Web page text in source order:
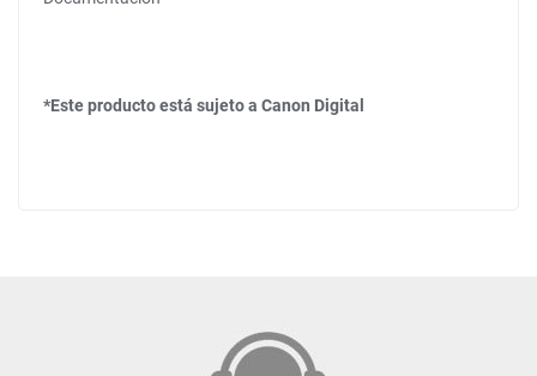
*Este producto está sujeto a Canon Digital